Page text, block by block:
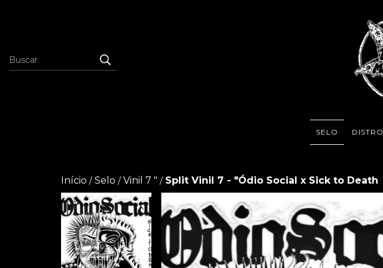
SELO DISTRO
Início / Selo / Vinil 7 " / Split Vinil 7 - "Ódio Social x Sick to Death